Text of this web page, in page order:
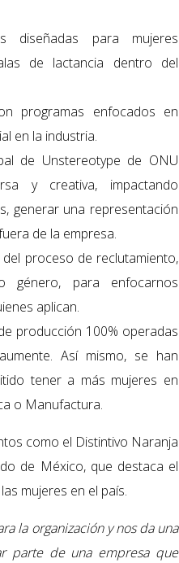
diseñadas para mujeres
de lactancia dentro del
programas enfocados en
en la industria.
de Unstereotype de ONU
y creativa, impactando
generar una representación
de la empresa.
proceso de reclutamiento,
género, para enfocarnos
aplican.
producción 100% operadas
Así mismo, se han
tener a más mujeres en
o Manufactura.
como el Distintivo Naranja
de México, que destaca el
mujeres en el país.
la organización y nos da una
parte de una empresa que